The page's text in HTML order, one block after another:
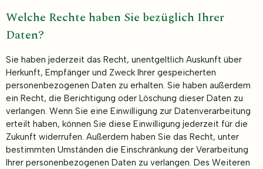
Welche Rechte haben Sie bezüglich Ihrer
Daten?
Sie haben jederzeit das Recht, unentgeltlich Auskunft über
Herkunft, Empfänger und Zweck Ihrer gespeicherten
personenbezogenen Daten zu erhalten. Sie haben außerdem
ein Recht, die Berichtigung oder Löschung dieser Daten zu
verlangen. Wenn Sie eine Einwilligung zur Datenverarbeitung
erteilt haben, können Sie diese Einwilligung jederzeit für die
Zukunft widerrufen. Außerdem haben Sie das Recht, unter
bestimmten Umständen die Einschränkung der Verarbeitung
Ihrer personenbezogenen Daten zu verlangen. Des Weiteren